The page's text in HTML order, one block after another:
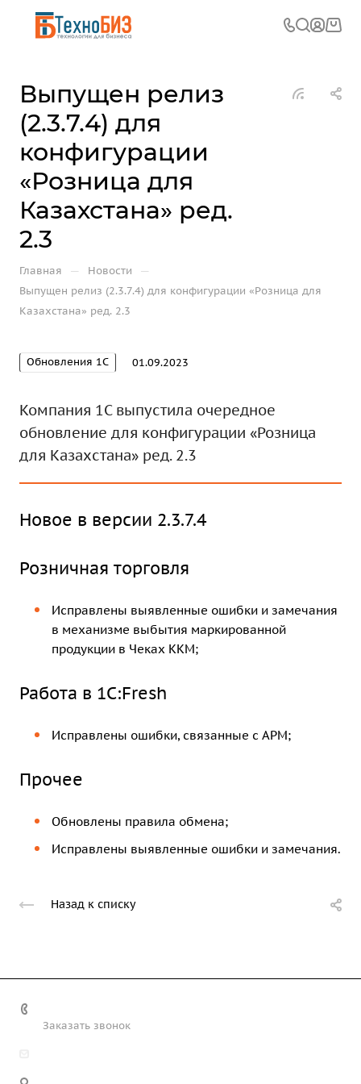
Выпущен релиз
(2.3.7.4) для
конфигурации
«Розница для
Казахстана» ред.
2.3
Главная — Новости —
Выпущен релиз (2.3.7.4) для конфигурации «Розница для
Казахстана» ред. 2.3
Обновления 1С 01.09.2023
Компания 1С выпустила очередное
обновление для конфигурации «Розница
для Казахстана» ред. 2.3
Новое в версии 2.3.7.4
Розничная торговля
Исправлены выявленные ошибки и замечания
в механизме выбытия маркированной
продукции в Чеках ККМ;
Работа в 1C:Fresh
Исправлены ошибки, связанные с АРМ;
Прочее
Обновлены правила обмена;
Исправлены выявленные ошибки и замечания.
Назад к списку
Заказать звонок